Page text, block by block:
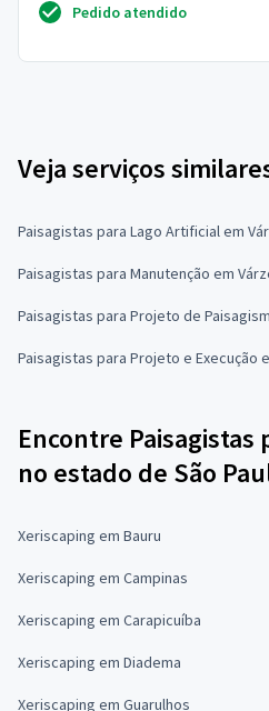
Pedido atendido
Veja serviços
Paisagistas para Lago Artificial em
Paisagistas para Manutenção em
Paisagistas para Projeto de
Paisagistas para Projeto e Execução
Encontre Paisagistas
no estado de São
Xeriscaping em Bauru
Xeriscaping em Campinas
Xeriscaping em Carapicuíba
Xeriscaping em Diadema
Xeriscaping em Guarulhos